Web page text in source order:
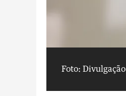
Foto: Divulgação